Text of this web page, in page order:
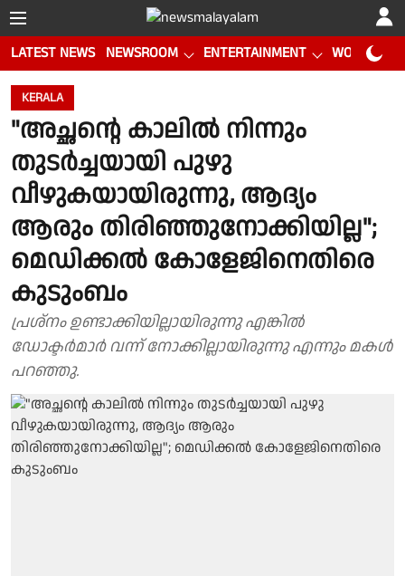
LATEST NEWS NEWSROOM ENTERTAINMENT WORLD CUP
KERALA
"അച്ഛൻ്റെ കാലിൽ നിന്നും
തുടർച്ചയായി പുഴു
വീഴുകയായിരുന്നു, ആദ്യം
ആരും തിരിഞ്ഞുനോക്കിയില്ല";
മെഡിക്കൽ കോളേജിനെതിരെ
കുടുംബം
പ്രശ്നം ഉണ്ടാക്കിയില്ലായിരുന്നു എങ്കിൽ
ഡോക്ടർമാർ വന്ന് നോക്കില്ലായിരുന്നു എന്നും മകൾ
പറഞ്ഞു.